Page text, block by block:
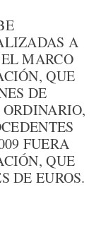
A
MARCO
QUE
DE
FUERA
QUE
DE EUROS.